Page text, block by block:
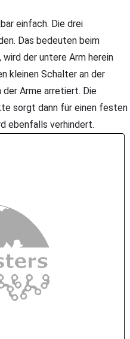
einfach. Die drei
Das bedeuten beim
der untere Arm herein
kleinen Schalter an der
Arme arretiert. Die
sorgt dann für einen festen
ebenfalls verhindert.